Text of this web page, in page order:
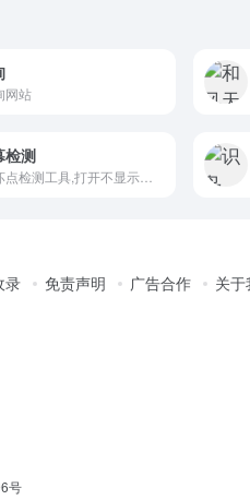
网站
检测
录 免责声明 广告合作 关于
号